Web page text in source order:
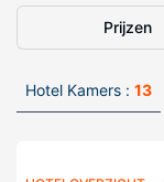
Prijzen
Hotel Kamers : 13